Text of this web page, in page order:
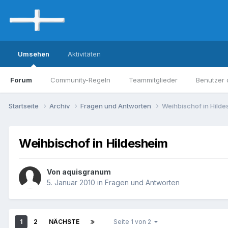
Umsehen
Forum Community-Regeln Teammitglieder Benutzer
Aktivitäten
Startseite Archiv Fragen und Antworten Weihbischof in
Weihbischof in Hildesheim
Von aquisgranum
5. Januar 2010 in Fragen und Antworten
1 2 NÄCHSTE Seite 1 von 2